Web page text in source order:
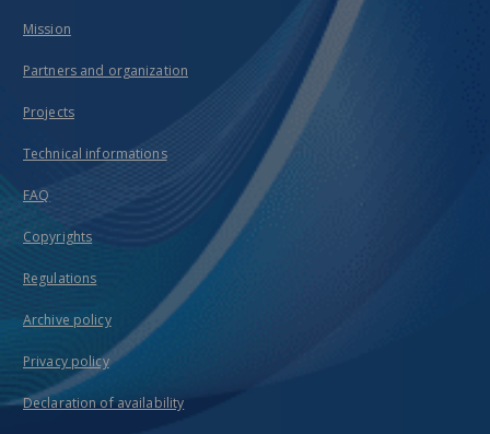
Mission
Partners and organization
Projects
Technical informations
FAQ
Copyrights
Regulations
Archive policy
Privacy policy
Declaration of availability